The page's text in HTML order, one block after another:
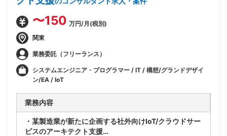
〜150 万円/月(税別)
関東
業務委託（フリーランス）
システムエンジニア・プログラマー / IT / 構想/グランドデザイ
ン/EA / IoT
業務内容
・某製造業が新たに企画する社外向けIoT/クラウドサー
ビスのアーキテクト支援